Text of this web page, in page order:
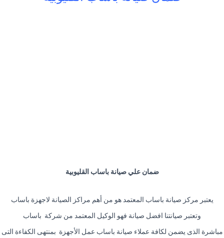
ضمان علي صيانة باساب القليوبية
يعتبر مركز صيانة باساب المعتمد هو من أهم مراكز الصيانة لاجهزة باساب
وتعتبر صيانتنا افضل صيانة فهو الوكيل المعتمد من شركة باساب
مباشرة الذى يضمن لكافة عملاء صيانة باساب عمل الأجهزة بمنتهى الكفاءة التى